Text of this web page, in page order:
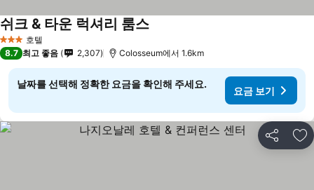
3 성급 호텔
쉬크 & 타운 럭셔리 룸스
8.7 최고 좋음 2,307 Colosseum에서 1.6km
날짜를 선택해 정확한 요금을 확인해 주세요.
요금 보기
공유 즐